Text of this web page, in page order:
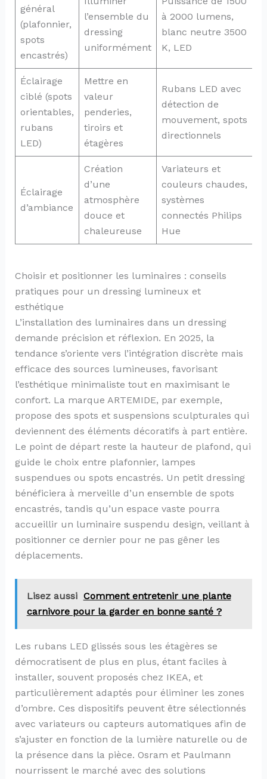
général
(plafonnier,
spots
encastrés)
l’ensemble du
dressing
uniformément
à 2000 lumens,
blanc neutre 3500
K, LED
Éclairage
ciblé (spots
orientables,
rubans
LED)
Mettre en
valeur
penderies,
tiroirs et
étagères
Rubans LED avec
détection de
mouvement, spots
directionnels
Éclairage
d’ambiance
Création
d’une
atmosphère
douce et
chaleureuse
Variateurs et
couleurs chaudes,
systèmes
connectés Philips
Hue
Choisir et positionner les luminaires : conseils
pratiques pour un dressing lumineux et
esthétique
L’installation des luminaires dans un dressing
demande précision et réflexion. En 2025, la
tendance s’oriente vers l’intégration discrète mais
efficace des sources lumineuses, favorisant
l’esthétique minimaliste tout en maximisant le
confort. La marque ARTEMIDE, par exemple,
propose des spots et suspensions sculpturales qui
deviennent des éléments décoratifs à part entière.
Le point de départ reste la hauteur de plafond, qui
guide le choix entre plafonnier, lampes
suspendues ou spots encastrés. Un petit dressing
bénéficiera à merveille d’un ensemble de spots
encastrés, tandis qu’un espace vaste pourra
accueillir un luminaire suspendu design, veillant à
positionner ce dernier pour ne pas gêner les
déplacements.
Lisez aussi Comment entretenir une plante
carnivore pour la garder en bonne santé ?
Les rubans LED glissés sous les étagères se
démocratisent de plus en plus, étant faciles à
installer, souvent proposés chez IKEA, et
particulièrement adaptés pour éliminer les zones
d’ombre. Ces dispositifs peuvent être sélectionnés
avec variateurs ou capteurs automatiques afin de
s’ajuster en fonction de la lumière naturelle ou de
la présence dans la pièce. Osram et Paulmann
nourrissent le marché avec des solutions